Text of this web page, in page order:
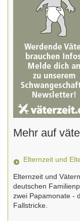
Mehr auf
Elternzeit und
Elternzeit und
deutschen
zwei Papamonate -
Fallstricke.